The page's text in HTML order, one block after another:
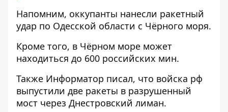
Напомним, оккупанты нанесли ракетный
удар по Одесской области с Чёрного моря.
Кроме того, в Чёрном море может
находиться до 600 российских мин.
Также Информатор писал, что войска рф
выпустили две ракеты в разрушенный
мост через Днестровский лиман.